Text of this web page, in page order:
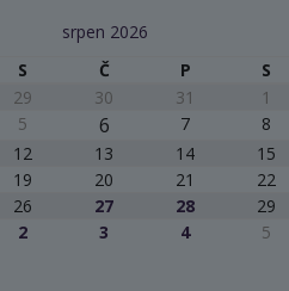
srpen 2026
S Č P S
29 30 31 1
5 6 7 8
12 13 14 15
19 20 21 22
26 27 28 29
2 3 4 5